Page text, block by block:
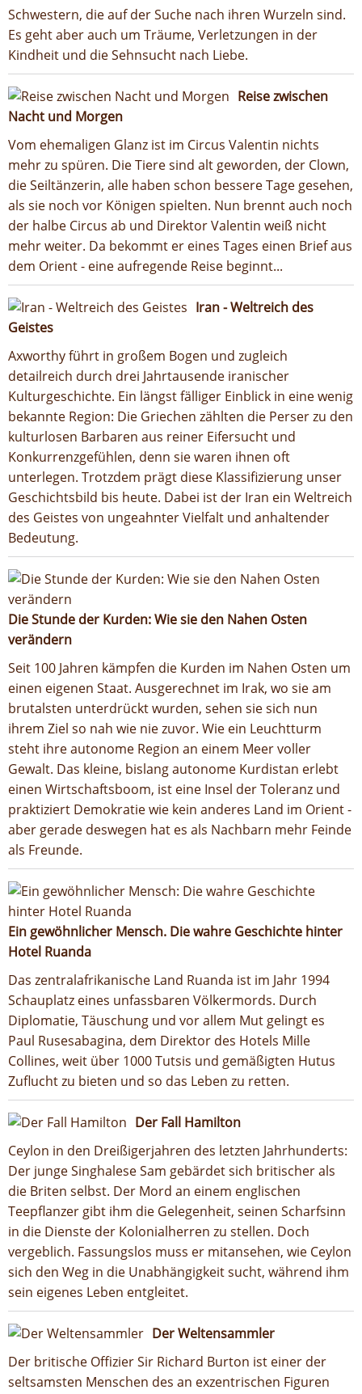
Schwestern, die auf der Suche nach ihren Wurzeln sind.
Es geht aber auch um Träume, Verletzungen in der
Kindheit und die Sehnsucht nach Liebe.
Reise zwischen
Nacht und Morgen
Vom ehemaligen Glanz ist im Circus Valentin nichts
mehr zu spüren. Die Tiere sind alt geworden, der Clown,
die Seiltänzerin, alle haben schon bessere Tage gesehen,
als sie noch vor Königen spielten. Nun brennt auch noch
der halbe Circus ab und Direktor Valentin weiß nicht
mehr weiter. Da bekommt er eines Tages einen Brief aus
dem Orient - eine aufregende Reise beginnt...
Iran - Weltreich des
Geistes
Axworthy führt in großem Bogen und zugleich
detailreich durch drei Jahrtausende iranischer
Kulturgeschichte. Ein längst fälliger Einblick in eine wenig
bekannte Region: Die Griechen zählten die Perser zu den
kulturlosen Barbaren aus reiner Eifersucht und
Konkurrenzgefühlen, denn sie waren ihnen oft
unterlegen. Trotzdem prägt diese Klassifizierung unser
Geschichtsbild bis heute. Dabei ist der Iran ein Weltreich
des Geistes von ungeahnter Vielfalt und anhaltender
Bedeutung.
Die Stunde der Kurden: Wie sie den Nahen Osten
verändern
Seit 100 Jahren kämpfen die Kurden im Nahen Osten um
einen eigenen Staat. Ausgerechnet im Irak, wo sie am
brutalsten unterdrückt wurden, sehen sie sich nun
ihrem Ziel so nah wie nie zuvor. Wie ein Leuchtturm
steht ihre autonome Region an einem Meer voller
Gewalt. Das kleine, bislang autonome Kurdistan erlebt
einen Wirtschaftsboom, ist eine Insel der Toleranz und
praktiziert Demokratie wie kein anderes Land im Orient -
aber gerade deswegen hat es als Nachbarn mehr Feinde
als Freunde.
Ein gewöhnlicher Mensch. Die wahre Geschichte hinter
Hotel Ruanda
Das zentralafrikanische Land Ruanda ist im Jahr 1994
Schauplatz eines unfassbaren Völkermords. Durch
Diplomatie, Täuschung und vor allem Mut gelingt es
Paul Rusesabagina, dem Direktor des Hotels Mille
Collines, weit über 1000 Tutsis und gemäßigten Hutus
Zuflucht zu bieten und so das Leben zu retten.
Der Fall Hamilton
Ceylon in den Dreißigerjahren des letzten Jahrhunderts:
Der junge Singhalese Sam gebärdet sich britischer als
die Briten selbst. Der Mord an einem englischen
Teepflanzer gibt ihm die Gelegenheit, seinen Scharfsinn
in die Dienste der Kolonialherren zu stellen. Doch
vergeblich. Fassungslos muss er mitansehen, wie Ceylon
sich den Weg in die Unabhängigkeit sucht, während ihm
sein eigenes Leben entgleitet.
Der Weltensammler
Der britische Offizier Sir Richard Burton ist einer der
seltsamsten Menschen des an exzentrischen Figuren